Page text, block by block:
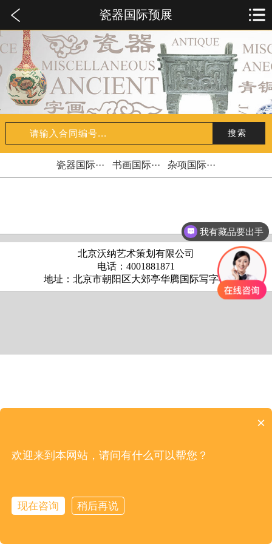
瓷器国际预展
瓷器国际··· 书画国际··· 杂项国际···
北京沃纳艺术策划有限公司
电话：4001881871
地址：北京市朝阳区大郊亭华腾国际写字楼
我有藏品要出手
×
欢迎来到本网站，请问有什么可以帮您？
现在咨询
稍后再说